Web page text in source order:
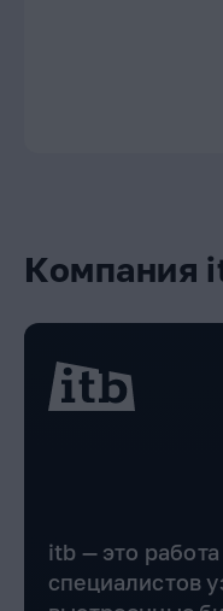
Компания
itb — это
специалистов